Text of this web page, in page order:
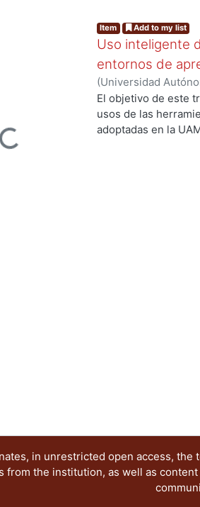
Loading...
Item Add to my list
Uso inteligente
entornos de
(Universidad
Académica.,2021)
García, Merary
Alejandra; Tarango
El objetivo de este
usos de las
adoptadas en la
in unrestricted open access,
from the institution, as well as